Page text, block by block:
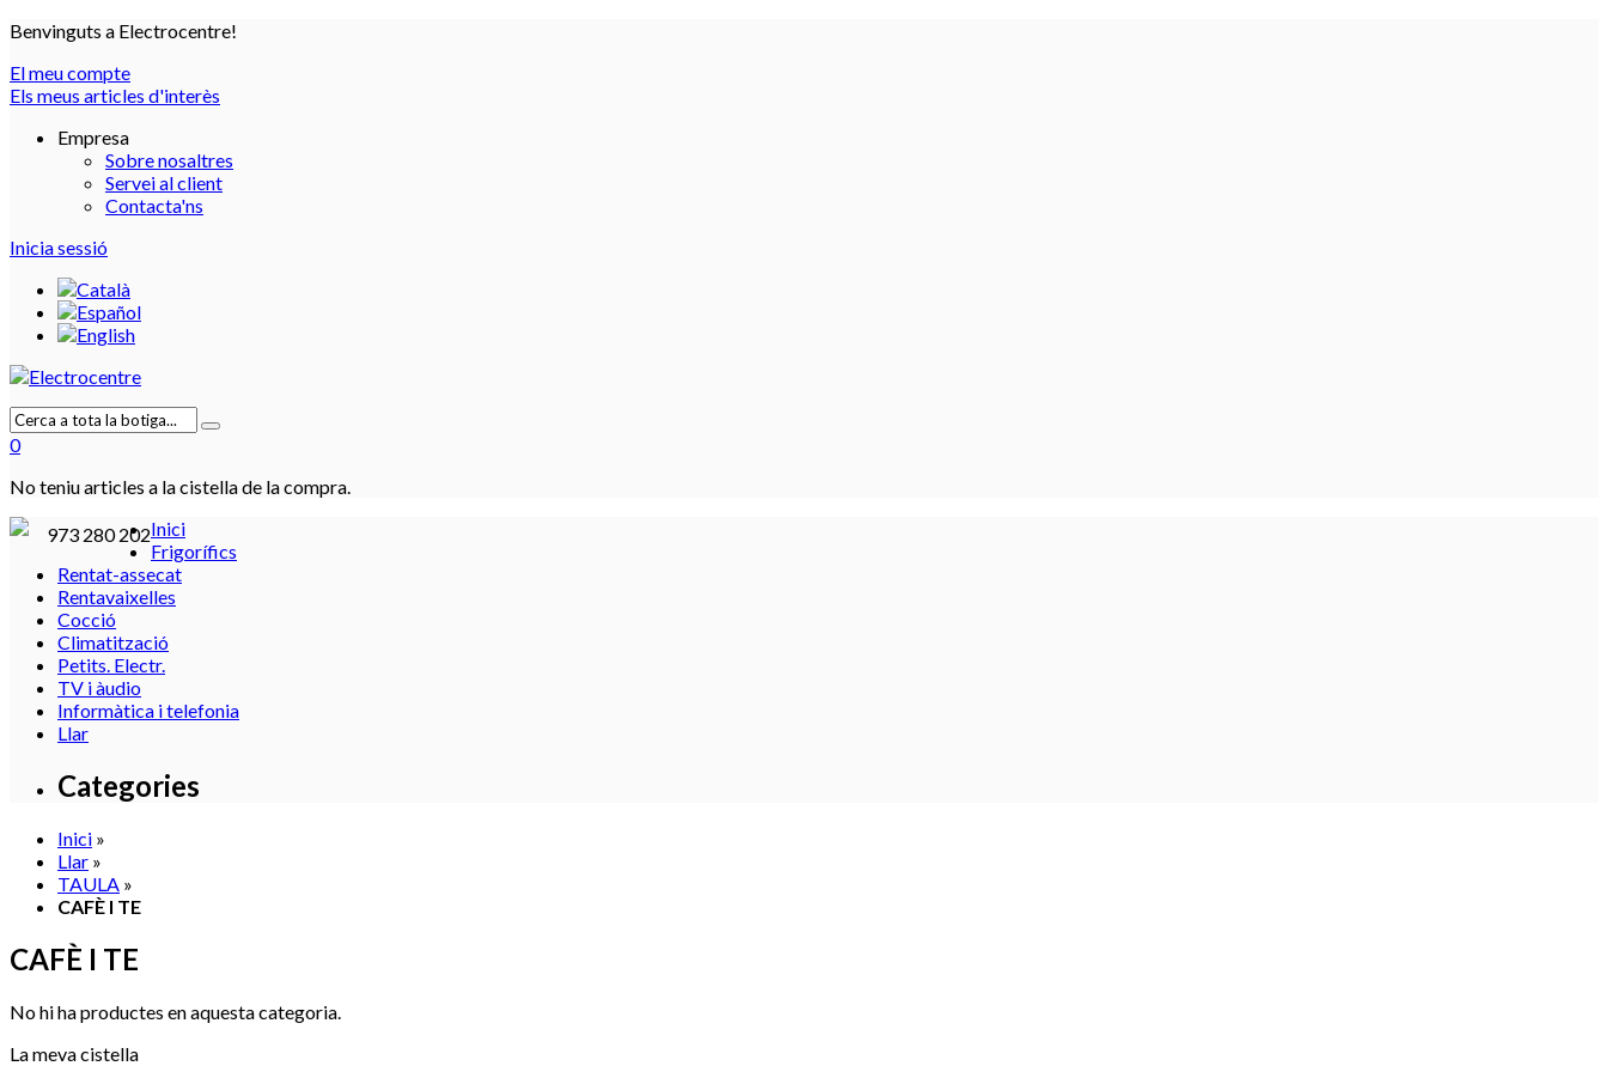
Benvinguts a Electrocentre!
El meu compte
Els meus articles d'interès
Empresa
Sobre nosaltres
Servei al client
Contacta'ns
Inicia sessió
0
No teniu articles a la cistella de la compra.
973 280 202Inici
Frigorífics
Rentat-assecat
Rentavaixelles
Cocció
Climatització
Petits. Electr.
TV i àudio
Informàtica i telefonia
Llar
Categories
Inici »
Llar »
TAULA »
CAFÈ I TE
CAFÈ I TE
No hi ha productes en aquesta categoria.
La meva cistella